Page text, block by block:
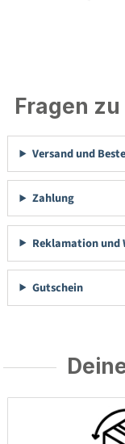
Fragen
Versand und
Zahlung
Reklamation und
Gutschein